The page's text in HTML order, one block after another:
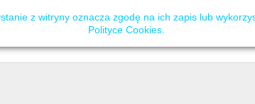
z witryny oznacza zgodę na ich zapis lub
Polityce Cookies